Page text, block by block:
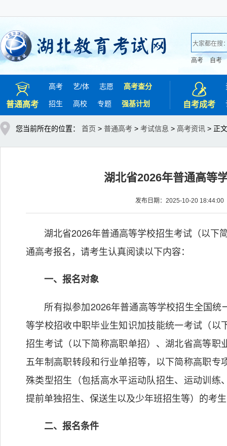
高考 自考
普通高考
高考 艺/体 志愿 高考查分
招生 高校 专题 强基计划 自考成考
您当前所在的位置： 首页 > 普通高考 > 考试信息 > 高考资讯 > 正文
湖北省2026年普通高等
发布日期：2025-10-20
湖北省2026年普通高等学校招生考试（以下
通高考报名，请考生认真阅读以下内容：
一、报名对象
所有拟参加2026年普通高等学校招生全国统
等学校招收中职毕业生知识加技能统一考试（
招生考试（以下简称高职单招）、湖北省高等
五年制高职转段和行业单招等，以下简称高职
殊类型招生（包括高水平运动队招生、运动训
提前单独招生、保送生以及少年班招生等）的考
二、报名条件